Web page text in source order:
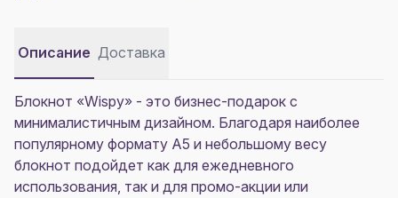
Описание Доставка
Блокнот «Wispy» - это бизнес-подарок с
минималистичным дизайном. Благодаря наиболее
популярному формату А5 и небольшому весу
блокнот подойдет как для ежедневного
использования, так и для промо-акции или